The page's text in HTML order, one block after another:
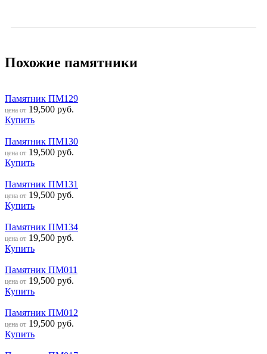
Похожие памятники
Памятник ПМ129
цена от 19,500 руб.
Купить
Памятник ПМ130
цена от 19,500 руб.
Купить
Памятник ПМ131
цена от 19,500 руб.
Купить
Памятник ПМ134
цена от 19,500 руб.
Купить
Памятник ПМ011
цена от 19,500 руб.
Купить
Памятник ПМ012
цена от 19,500 руб.
Купить